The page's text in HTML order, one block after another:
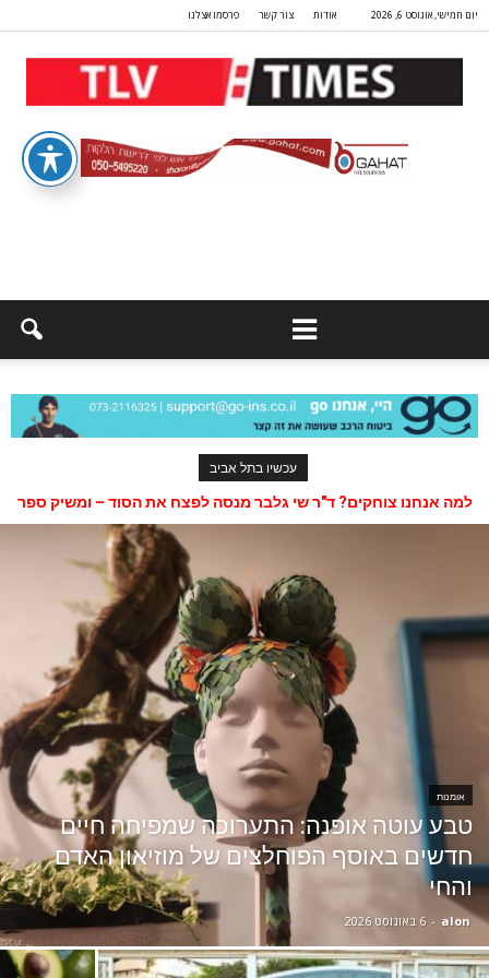
יום חמישי, אוגוסט 6, 2026 אודות צור קשר פרסמו אצלנו
עכשיו בתל אביב
למה אנחנו צוחקים? ד"ר שי גלבר מנסה לפצח את הסוד – ומשיק ספר
חדש
אומנות
טבע עוטה אופנה: התערוכה שמפיחה חיים
חדשים באוסף הפוחלצים של מוזיאון האדם
והחי
alon
- 6 באוגוסט 2026